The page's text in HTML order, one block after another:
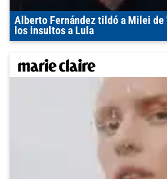
Alberto Fernández tildó a Milei de
los insultos a Lula